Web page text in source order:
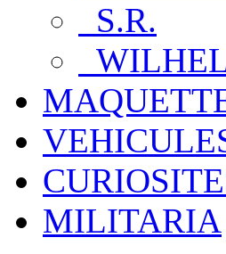
S.R.
MILITARIA